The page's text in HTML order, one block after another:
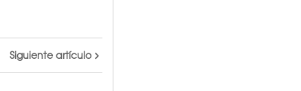
Siguiente artículo